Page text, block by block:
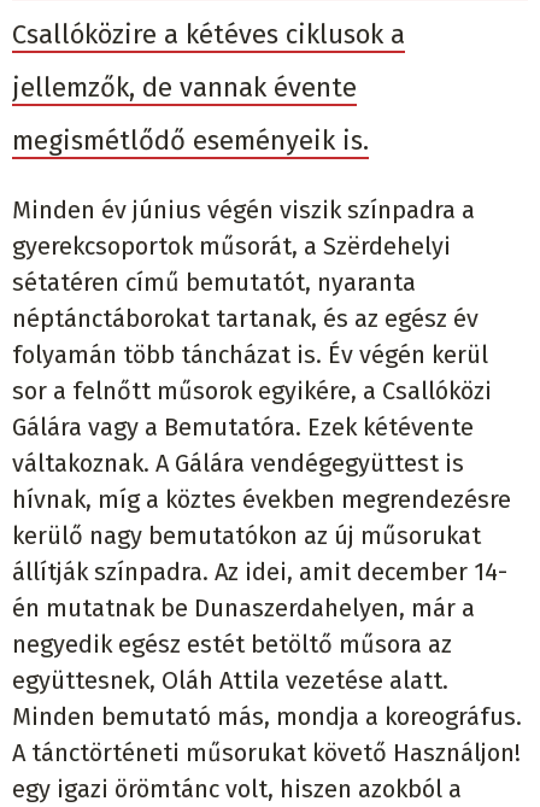
Csallóközire a kétéves ciklusok a
jellemzők, de vannak évente
megismétlődő eseményeik is.
Minden év június végén viszik színpadra a
gyerekcsoportok műsorát, a Szërdehelyi
sétatéren című bemutatót, nyaranta
néptánctáborokat tartanak, és az egész év
folyamán több táncházat is. Év végén kerül
sor a felnőtt műsorok egyikére, a Csallóközi
Gálára vagy a Bemutatóra. Ezek kétévente
váltakoznak. A Gálára vendégegyüttest is
hívnak, míg a köztes években megrendezésre
kerülő nagy bemutatókon az új műsorukat
állítják színpadra. Az idei, amit december 14-
én mutatnak be Dunaszerdahelyen, már a
negyedik egész estét betöltő műsora az
együttesnek, Oláh Attila vezetése alatt.
Minden bemutató más, mondja a koreográfus.
A tánctörténeti műsorukat követő Használjon!
egy igazi örömtánc volt, hiszen azokból a